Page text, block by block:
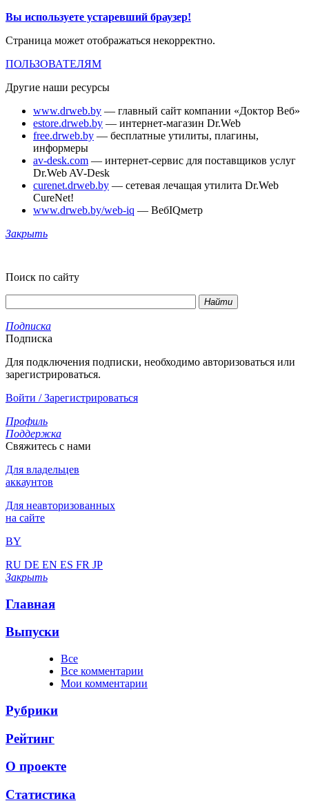
Вы используете устаревший браузер!
Страница может отображаться некорректно.
ПОЛЬЗОВАТЕЛЯМ
Другие наши ресурсы
www.drweb.by — главный сайт компании «Доктор Веб»
estore.drweb.by — интернет-магазин Dr.Web
free.drweb.by — бесплатные утилиты, плагины,
информеры
av-desk.com — интернет-сервис для поставщиков услуг
Dr.Web AV-Desk
curenet.drweb.by — сетевая лечащая утилита Dr.Web
CureNet!
www.drweb.by/web-iq — ВебIQметр
Закрыть
Поиск по сайту
Найти
Подписка
Подписка
Для подключения подписки, необходимо авторизоваться или
зарегистрироваться.
Войти / Зарегистрироваться
Профиль
Поддержка
Свяжитесь с нами
Для владельцев
аккаунтов
Для неавторизованных
на сайте
BY
RU DE EN ES FR JP
Закрыть
Главная
Выпуски
Все
Все комментарии
Мои комментарии
Рубрики
Рейтинг
О проекте
Статистика